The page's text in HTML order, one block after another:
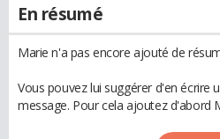
En résumé
Marie n'a pas encore ajouté de
Vous pouvez lui suggérer d'en écrire
message. Pour cela ajoutez d'abord